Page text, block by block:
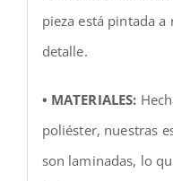
pieza está pintada
detalle.
• MATERIALES:
poliéster, nuestras
son laminadas, lo